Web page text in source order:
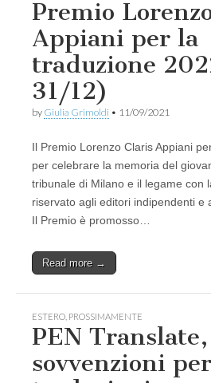
Premio
Appiani per la
traduzione
31/12)
by Giulia Grimoldi • 11/09/2021
Il Premio Lorenzo Claris Appiani
per celebrare la memoria del
tribunale di Milano e il legame con
riservato agli editori indipendenti e
Il Premio è promosso…
Read more →
ESTERO PROSSIMAMENTE
PEN Translate,
sovvenzioni per